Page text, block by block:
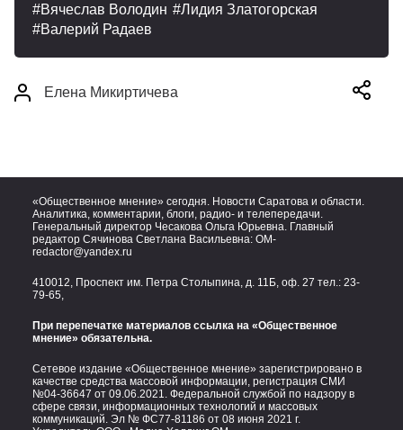
Вячеслав Володин
Лидия Златогорская
Валерий Радаев
Елена Микиртичева
«Общественное мнение» сегодня. Новости Саратова и области.
Аналитика, комментарии, блоги, радио- и телепередачи.
Генеральный директор Чесакова Ольга Юрьевна. Главный
редактор Сячинова Светлана Васильевна: OM-
redactor@yandex.ru
410012, Проспект им. Петра Столыпина, д. 11Б, оф. 27 тел.: 23-
79-65,
При перепечатке материалов ссылка на «Общественное
мнение» обязательна.
Сетевое издание «Общественное мнение» зарегистрировано в
качестве средства массовой информации, регистрация СМИ
№04-36647 от 09.06.2021. Федеральной службой по надзору в
сфере связи, информационных технологий и массовых
коммуникаций. Эл № ФС77-81186 от 08 июня 2021 г.